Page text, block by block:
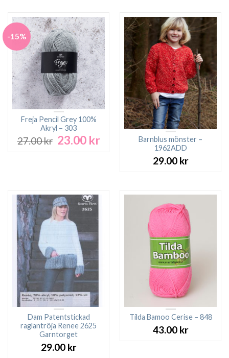
119.00 kr. 79.00 kr.
-15%
Freja Pencil Grey 100%
Akryl – 303
27.00kr Det
23.00 krDet
Barnblus mönster –
1962ADD
29.00 kr
Dam Patentstickad
raglantröja Renee 2625
Garntorget
29.00 kr
Tilda Bamoo Cerise – 848
43.00 kr